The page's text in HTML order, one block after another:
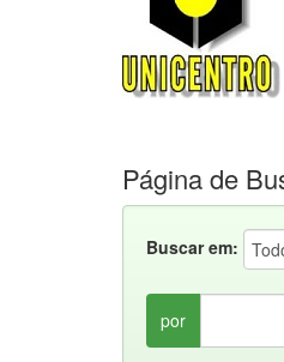
Página de
Buscar em:
por